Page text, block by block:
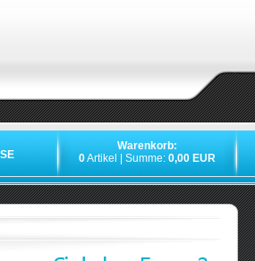
Warenkorb:
0Artikel | Summe: 0,00 EUR